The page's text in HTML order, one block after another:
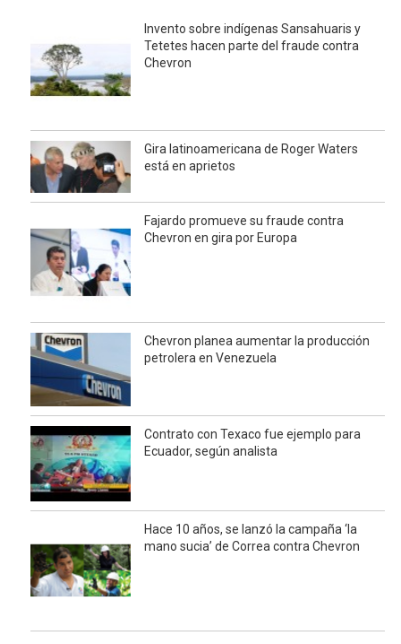
Invento sobre indígenas Sansahuaris y
Tetetes hacen parte del fraude contra
Chevron
Gira latinoamericana de Roger Waters
está en aprietos
Fajardo promueve su fraude contra
Chevron en gira por Europa
Chevron planea aumentar la producción
petrolera en Venezuela
Contrato con Texaco fue ejemplo para
Ecuador, según analista
Hace 10 años, se lanzó la campaña ‘la
mano sucia’ de Correa contra Chevron